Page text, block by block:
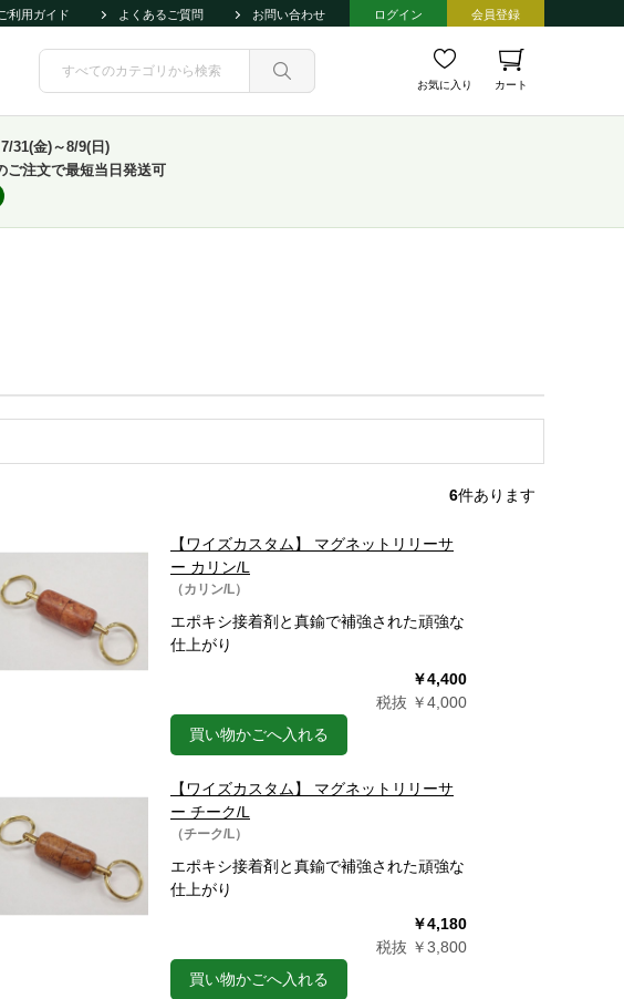
ご利用ガイド よくあるご質問 お問い合わせ ログイン 会員登録
お気に入り カート
7/31(金)～8/9(日)
ご注文で最短当日発送可
6件あります
【ワイズカスタム】 マグネットリリーサ
ー カリン/L
（カリン/L）
エポキシ接着剤と真鍮で補強された頑強な
仕上がり
￥4,400
税抜 ￥4,000
買い物かごへ入れる
【ワイズカスタム】 マグネットリリーサ
ー チーク/L
（チーク/L）
エポキシ接着剤と真鍮で補強された頑強な
仕上がり
￥4,180
税抜 ￥3,800
買い物かごへ入れる